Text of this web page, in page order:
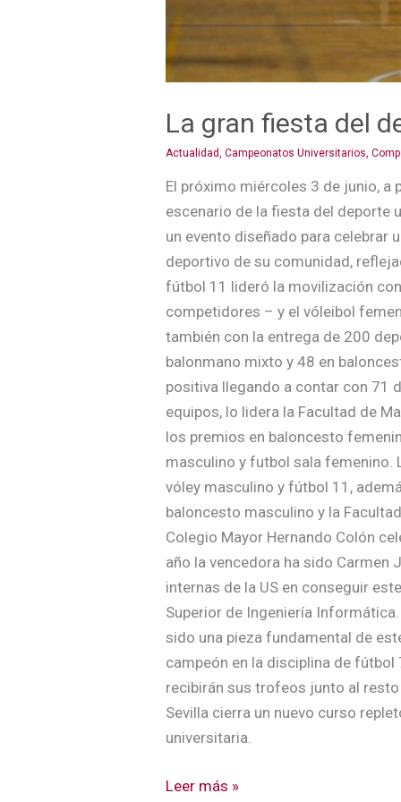
La gran fiesta del
Actualidad,Campeonatos Universitarios,
El próximo miércoles 3 de junio, a
escenario de la fiesta del deporte
un evento diseñado para celebrar
deportivo de su comunidad,
fútbol 11 lideró la movilización
competidores – y el vóleibol
también con la entrega de 200
balonmano mixto y 48 en
positiva llegando a contar con 71
equipos, lo lidera la Facultad de
los premios en baloncesto
masculino y futbol sala femenino.
vóley masculino y fútbol 11,
baloncesto masculino y la
Colegio Mayor Hernando Colón
año la vencedora ha sido Carmen
internas de la US en conseguir
Superior de Ingeniería
sido una pieza fundamental de
campeón en la disciplina de
recibirán sus trofeos junto al
Sevilla cierra un nuevo curso
universitaria.
Leer más »